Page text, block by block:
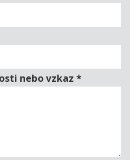
nebo vzkaz *